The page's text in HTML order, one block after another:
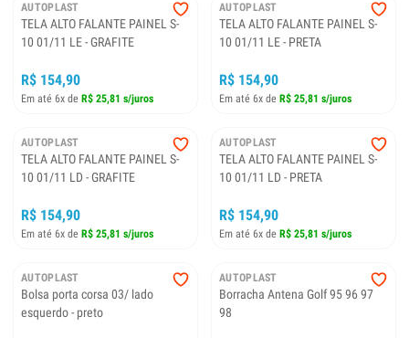
AUTOPLAST
TELA ALTO FALANTE PAINEL S-
10 01/11 LE - GRAFITE
R$ 154,90
Em até 6x de R$ 25,81 s/juros
AUTOPLAST
TELA ALTO FALANTE PAINEL S-
10 01/11 LE - PRETA
R$ 154,90
Em até 6x de R$ 25,81 s/juros
AUTOPLAST
TELA ALTO FALANTE PAINEL S-
10 01/11 LD - GRAFITE
R$ 154,90
Em até 6x de R$ 25,81 s/juros
AUTOPLAST
TELA ALTO FALANTE PAINEL S-
10 01/11 LD - PRETA
R$ 154,90
Em até 6x de R$ 25,81 s/juros
AUTOPLAST
Bolsa porta corsa 03/ lado
esquerdo - preto
AUTOPLAST
Borracha Antena Golf 95 96 97
98